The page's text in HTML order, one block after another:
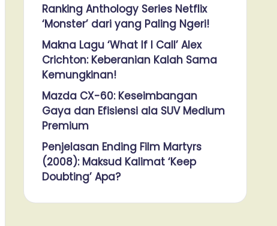
Ranking Anthology Series Netflix
‘Monster’ dari yang Paling Ngeri!
Makna Lagu ‘What If I Call’ Alex
Crichton: Keberanian Kalah Sama
Kemungkinan!
Mazda CX-60: Keseimbangan
Gaya dan Efisiensi ala SUV Medium
Premium
Penjelasan Ending Film Martyrs
(2008): Maksud Kalimat ‘Keep
Doubting’ Apa?